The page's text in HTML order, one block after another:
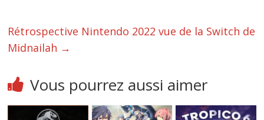
Rétrospective Nintendo 2022 vue de la Switch de
Midnailah →
Vous pourrez aussi aimer